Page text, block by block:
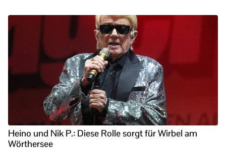
Heino und Nik P.: Diese Rolle sorgt für Wirbel am
Wörthersee